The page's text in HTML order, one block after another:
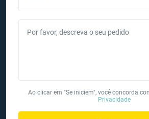
Por favor, descreva o seu pedido
Ao clicar em "Se iniciem", você concorda
Privacidade